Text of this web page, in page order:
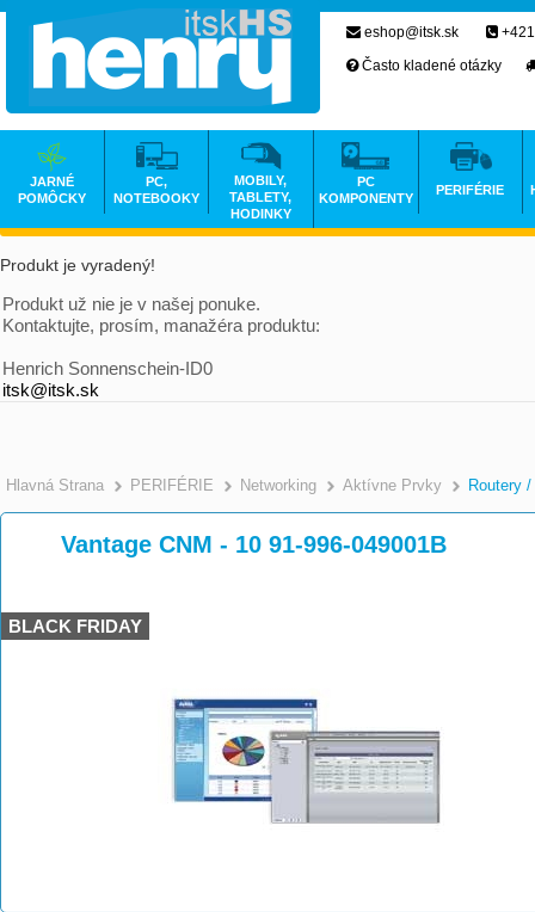
Produkt je vyradený!
Produkt už nie je v našej ponuke.
Kontaktujte, prosím, manažéra produktu:
Henrich Sonnenschein-ID0
itsk@itsk.sk
Hlavná Strana >
PERIFÉRIE >
Networking >
Aktívne Prvky Routery
Vantage CNM - 10 91-996-049001B
BLACK FRIDAY
eshop@itsk.sk
Často kladené otázky
JARNÉ
POMÔCKY
PC,
NOTEBOOKY
MOBILY,
TABLETY,
HODINKY
PC
KOMPONENTY
PERIFÉRIE